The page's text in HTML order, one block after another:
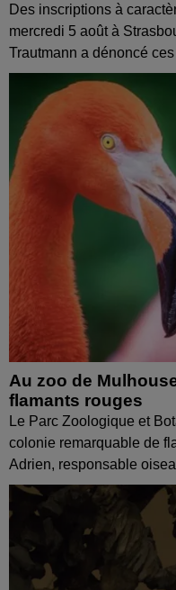
Des inscriptions à
mercredi 5 août à
Trautmann a dénoncé
Au zoo de
flamants rouges
Le Parc Zoologique et
colonie remarquable de
Adrien, responsable